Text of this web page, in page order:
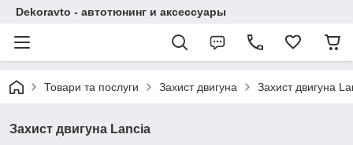
Dekoravto - автотюнинг и аксессуары
Товари та послуги Захист двигуна Захист двигуна
Захист двигуна Lancia